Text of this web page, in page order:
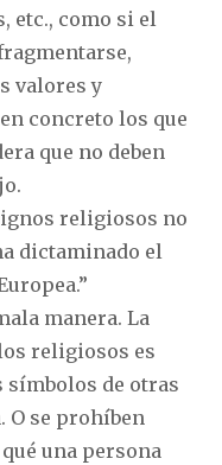
etc., como si el
valores y
concreto los que
que no deben
religiosos no
dictaminado el
manera. La
religiosos es
de otras
O se prohíben
una persona